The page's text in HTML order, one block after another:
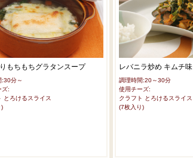
もちもちグラタンスープ
:30分～
ズ:
とろけるスライス
)
レバニラ炒め キムチ味
調理時間:20～30分
使用チーズ:
クラフト とろけるスライス
(7枚入り)